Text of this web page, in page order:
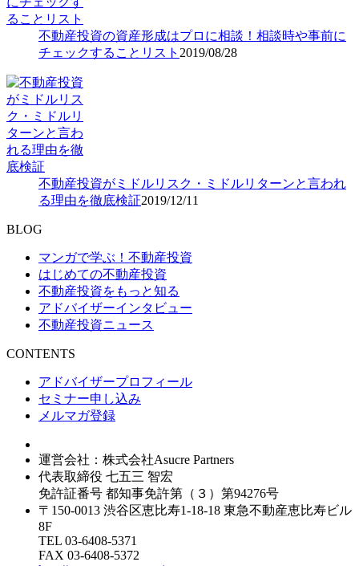
不動産投資の資産形成はプロに相談！相談時や事前に
チェックすることリスト 2019/08/28
不動産投資がミドルリスク・ミドルリターンと言われ
る理由を徹底検証2019/12/11
BLOG
マンガで学ぶ！不動産投資
はじめての不動産投資
不動産投資をもっと知る
アドバイザーインタビュー
不動産投資ニュース
CONTENTS
アドバイザープロフィール
セミナー申し込み
メルマガ登録
運営会社：株式会社Asucre Partners
代表取締役 七五三 智宏
免許証番号 都知事免許第（３）第94276号
〒150-0013 渋谷区恵比寿1-18-18 東急不動産恵比寿ビル
8F
TEL 03-6408-5371
FAX 03-6408-5372